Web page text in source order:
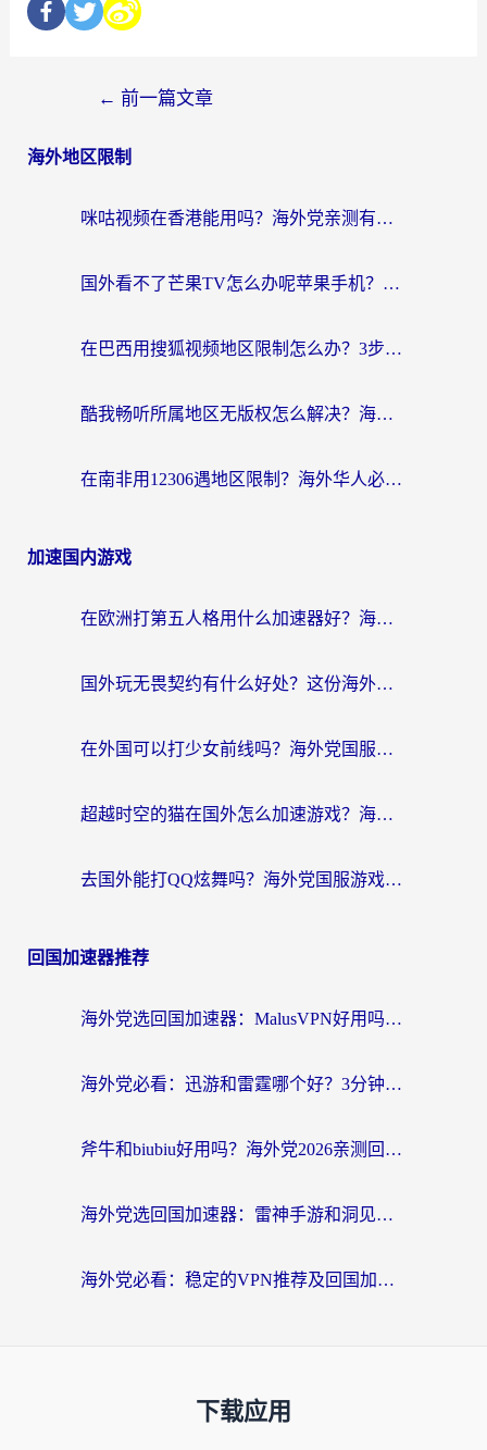
← 前一篇文章
海外地区限制
咪咕视频在香港能用吗？海外党亲测有效的回国加速方案来了
国外看不了芒果TV怎么办呢苹果手机？海外党追剧游戏的全能解决方案
在巴西用搜狐视频地区限制怎么办？3步解决海外看国内剧的烦恼
酷我畅听所属地区无版权怎么解决？海外党必看的回国加速全攻略
在南非用12306遇地区限制？海外华人必看的回国加速全攻略（附B站芒果TV解锁技巧）
加速国内游戏
在欧洲打第五人格用什么加速器好？海外党亲测有效的国服游戏加速方案
国外玩无畏契约有什么好处？这份海外国服游戏加速指南帮你解决90%的卡顿问题
在外国可以打少女前线吗？海外党国服游戏畅玩终极指南（附避坑技巧）
超越时空的猫在国外怎么加速游戏？海外玩家国服畅玩终极指南
去国外能打QQ炫舞吗？海外党国服游戏不卡顿的终极指南
回国加速器推荐
海外党选回国加速器：MalusVPN好用吗？和快帆VPN哪个好？附真实对比与避坑指南
海外党必看：迅游和雷霆哪个好？3分钟教你选对回国加速器，无缝刷国内剧玩手游
斧牛和biubiu好用吗？海外党2026亲测回国加速器指南，附番茄加速器深度体验
海外党选回国加速器：雷神手游和洞见哪个好？附iPhone免费VPN推荐及ChickCNUfunR实测
海外党必看：稳定的VPN推荐及回国加速器选择全攻略——告别地域限制，轻松刷国内资源
下载应用